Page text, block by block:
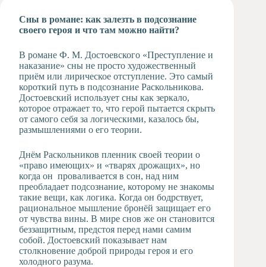
студия
отделение
Психологическая
Служба
Тьюторская
служба
Сны в романе: как залезть в подсознание
своего героя и что там можно найти?
В романе Ф. М. Достоевского «Преступление и
наказание» сны не просто художественный
приём или лирическое отступление. Это самый
короткий путь в подсознание Раскольникова.
Достоевский использует сны как зеркало,
которое отражает то, что герой пытается скрыть
от самого себя за логическими, казалось бы,
размышлениями о его теории.
Днём Раскольников пленник своей теории о
«право имеющих» и «тварях дрожащих», но
когда он проваливается в сон, над ним
преобладает подсознание, которому не знакомы
такие вещи, как логика. Когда он бодрствует,
рациональное мышление бронёй защищает его
от чувства вины. В мире снов же он становится
беззащитным, предстоя перед нами самим
собой. Достоевский показывает нам
столкновение доброй природы героя и его
холодного разума.